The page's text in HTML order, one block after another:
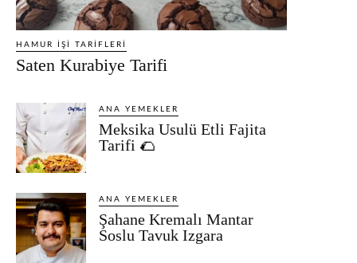
HAMUR İŞI TARIFLERI
Saten Kurabiye Tarifi
ANA YEMEKLER
Meksika Usulü Etli Fajita
Tarifi 🌮
ANA YEMEKLER
Şahane Kremalı Mantar
Soslu Tavuk Izgara